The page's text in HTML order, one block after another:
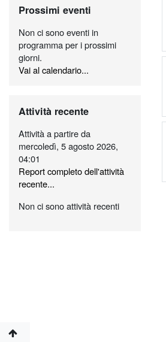
Prossimi eventi
Non ci sono eventi in
programma per i prossimi
giorni.
Vai al calendario...
Attività recente
Attività a partire da
mercoledì, 5 agosto 2026,
04:01
Report completo dell'attività
recente...
Non ci sono attività recenti